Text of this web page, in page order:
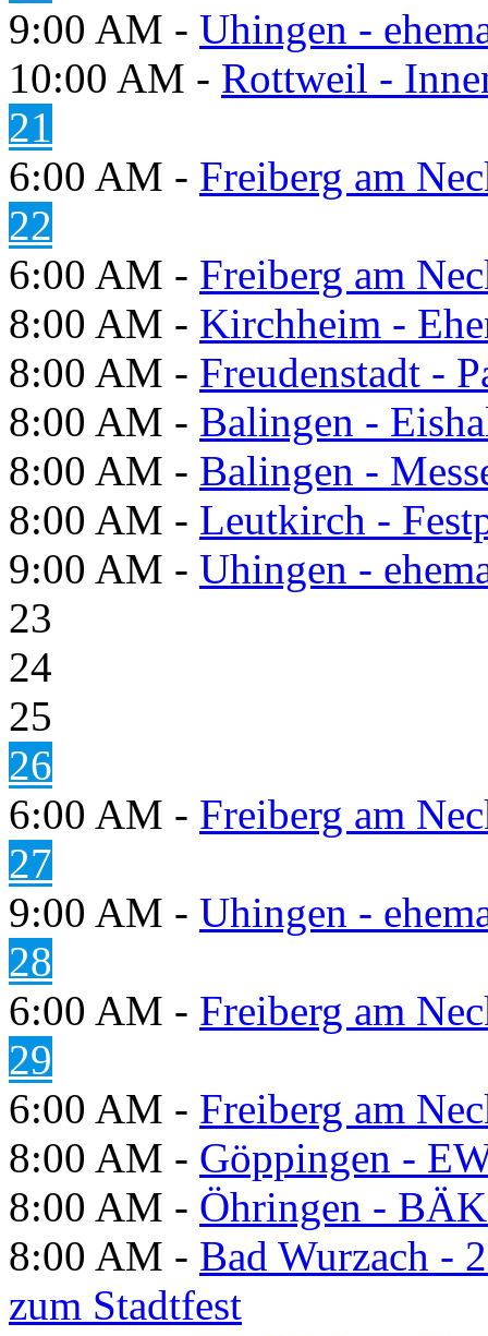
9:00 AM - Uhingen -
10:00 AM - Rottweil -
21
6:00 AM - Freiberg am
22
6:00 AM - Freiberg am
8:00 AM - Kirchheim -
8:00 AM - Freudenstadt -
8:00 AM - Balingen -
8:00 AM - Balingen -
8:00 AM - Leutkirch -
9:00 AM - Uhingen -
23
24
25
26
6:00 AM - Freiberg am
27
9:00 AM - Uhingen -
28
6:00 AM - Freiberg am
29
6:00 AM - Freiberg am
8:00 AM - Göppingen -
8:00 AM - Öhringen -
8:00 AM - Bad Wurzach -
zum Stadtfest